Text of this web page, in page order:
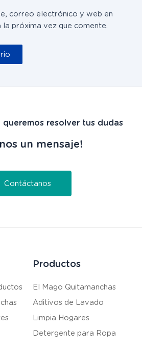
correo electrónico y web en
próxima vez que comente.
queremos resolver tus dudas
un mensaje!
Contáctanos
Productos
El Mago Quitamanchas
Aditivos de Lavado
Limpia Hogares
Detergente para Ropa